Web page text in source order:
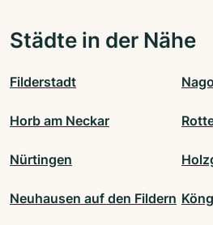
Städte in der Nähe
Filderstadt
Horb am Neckar
Nürtingen
Neuhausen auf den Fildern